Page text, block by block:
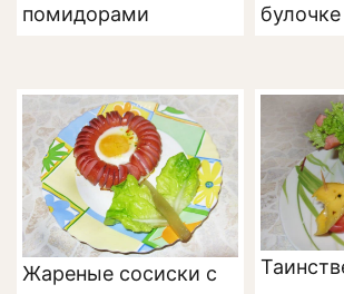
помидорами
булочке
Жареные сосиски с